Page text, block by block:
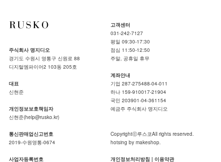
주식회사 명지디오
경기도 수원시 영통구 신원로 88
디지털엠파이어2 103동 205호
대표
신현준
개인정보보호책임자
신현준(help@rusko.kr)
통신판매업신고번호
2019-수원영통-0674
사업자등록번호
고객센터
031-242-7127
평일 09:30-17:30
점심 11:50-12:50
주말, 공휴일 휴무
계좌안내
기업 287-275488-04-011
하나 159-910017-21904
국민 203901-04-361154
예금주 주식회사 명지디오
Copyrightⓒ루스코All rights reserved.
hotsing by makeshop.
개인정보처리방침 | 이용약관